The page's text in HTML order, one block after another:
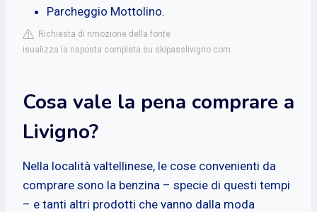
Parcheggio Mottolino.
Richiesta di rimozione della fonte
isualizza la risposta completa su skipasslivigno.com
Cosa vale la pena comprare a
Livigno?
Nella località valtellinese, le cose convenienti da
comprare sono la benzina – specie di questi tempi
– e tanti altri prodotti che vanno dalla moda